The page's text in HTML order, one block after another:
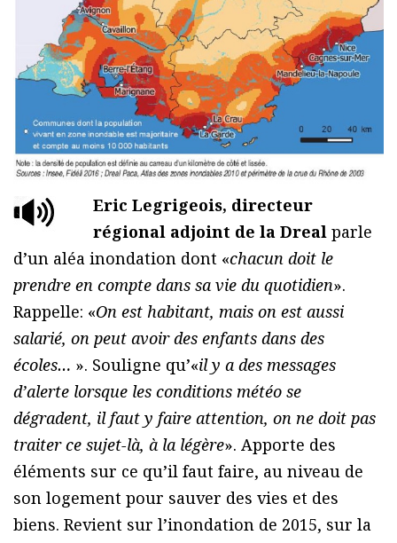
Eric Legrigeois, directeur
régional adjoint de la Dreal parle
d’un aléa inondation dont «chacun doit le
prendre en compte dans sa vie du quotidien».
Rappelle: «On est habitant, mais on est aussi
salarié, on peut avoir des enfants dans des
écoles… ». Souligne qu’«il y a des messages
d’alerte lorsque les conditions météo se
dégradent, il faut y faire attention, on ne doit pas
traiter ce sujet-là, à la légère». Apporte des
éléments sur ce qu’il faut faire, au niveau de
son logement pour sauver des vies et des
biens. Revient sur l’inondation de 2015, sur la